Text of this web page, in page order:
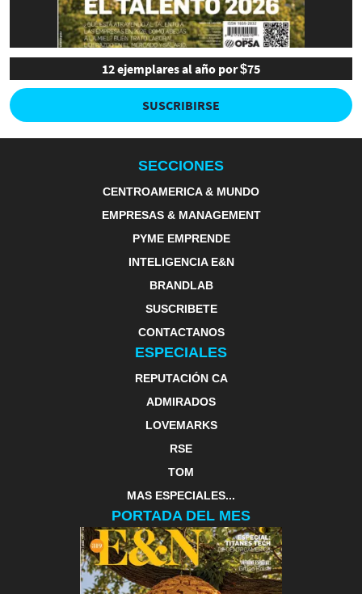
12 ejemplares al año por $75
SUSCRIBIRSE
SECCIONES
CENTROAMERICA & MUNDO
EMPRESAS & MANAGEMENT
PYME EMPRENDE
INTELIGENCIA E&N
BRANDLAB
SUSCRIBETE
CONTACTANOS
ESPECIALES
REPUTACIÓN CA
ADMIRADOS
LOVEMARKS
RSE
TOM
MAS ESPECIALES...
PORTADA DEL MES